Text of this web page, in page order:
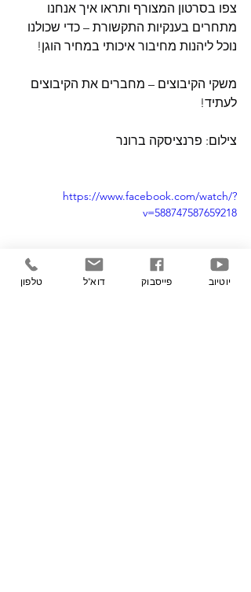
צפו בסרטון המצורף ותראו איך אנחנו
מתחרים בענקיות התקשורת – כדי שכולנו
נוכל ליהנות מחיבור איכותי במחיר הוגן!
משקי הקיבוצים – מחברים את הקיבוצים
לעתיד!
צילום: פרנציסקה ברונר
https://www.facebook.com/watch/?
v=588747587659218
טלפון דוא"ל פייסבוק יוטיוב